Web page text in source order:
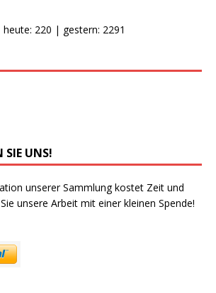
220 | gestern: 2291
SIE UNS!
unserer Sammlung kostet Zeit und
unsere Arbeit mit einer kleinen Spende!